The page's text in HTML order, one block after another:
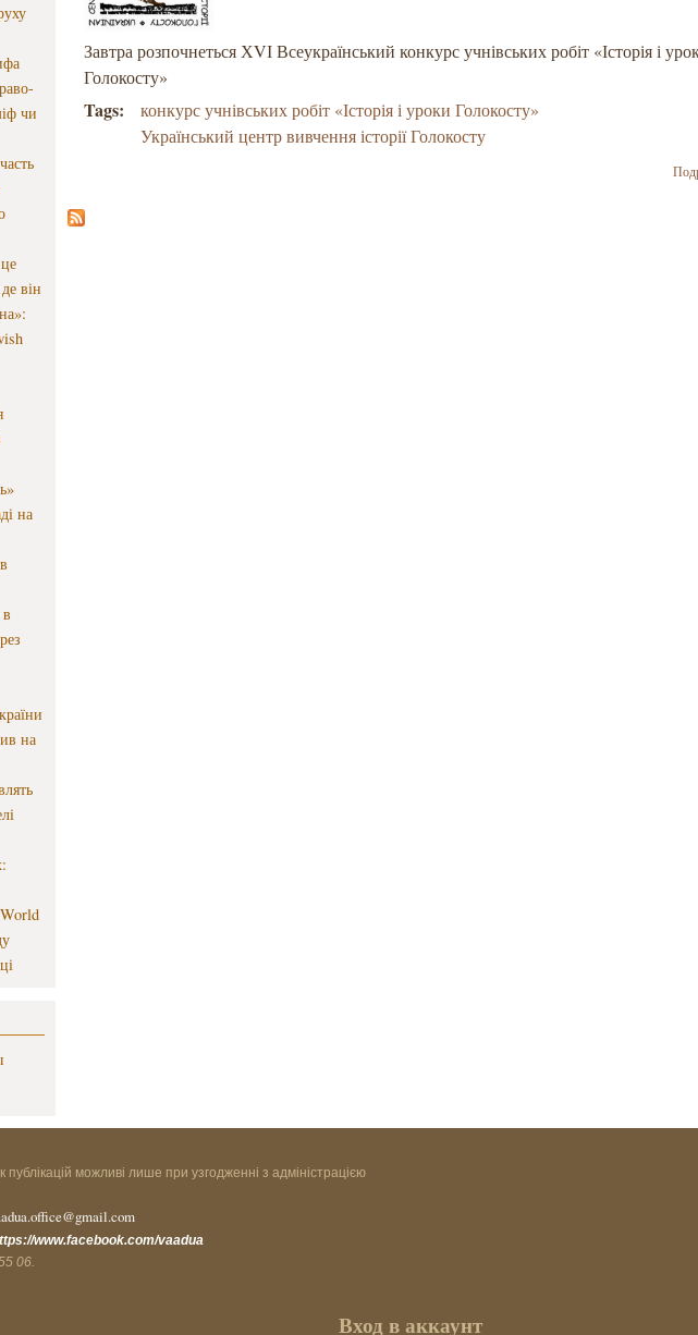
чи
він
на
на
Завтра розпочнеться ХVІ Всеукраїнський конкурс учнівських робіт «Історія і
Голокосту»
Tags:
конкурс учнівських робіт «Історія і уроки Голокосту»
Український центр вивчення історії Голокосту
можливі лише при узгодженні з адміністрацією
www.facebook.com/vaadua
06.
Вход в аккаунт